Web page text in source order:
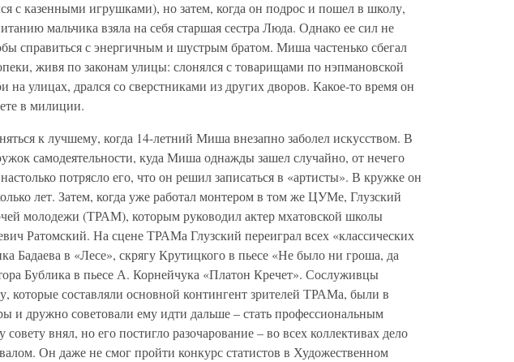
с казенными игрушками), но затем, когда он подрос и пошел в школу,
мальчика взяла на себя старшая сестра Люда. Однако ее сил не
справиться с энергичным и шустрым братом. Миша частенько сбегал
живя по законам улицы: слонялся с товарищами по нэпмановской
на улицах, дрался со сверстниками из других дворов. Какое-то время он
в милиции.
к лучшему, когда 14-летний Миша внезапно заболел искусством. В
самодеятельности, куда Миша однажды зашел случайно, от нечего
потрясло его, что он решил записаться в «артисты». В кружке он
лет. Затем, когда уже работал монтером в том же ЦУМе, Глузский
молодежи (ТРАМ), которым руководил актер мхатовской школы
Ратомский. На сцене ТРАМа Глузский переиграл всех «классических
Бадаева в «Лесе», скрягу Крутицкого в пьесе «Не было ни гроша, да
Бублика в пьесе А. Корнейчука «Платон Кречет». Сослуживцы
которые составляли основной контингент зрителей ТРАМа, были в
и дружно советовали ему идти дальше – стать профессиональным
внял, но его постигло разочарование – во всех коллективах дело
Он даже не смог пройти конкурс статистов в Художественном